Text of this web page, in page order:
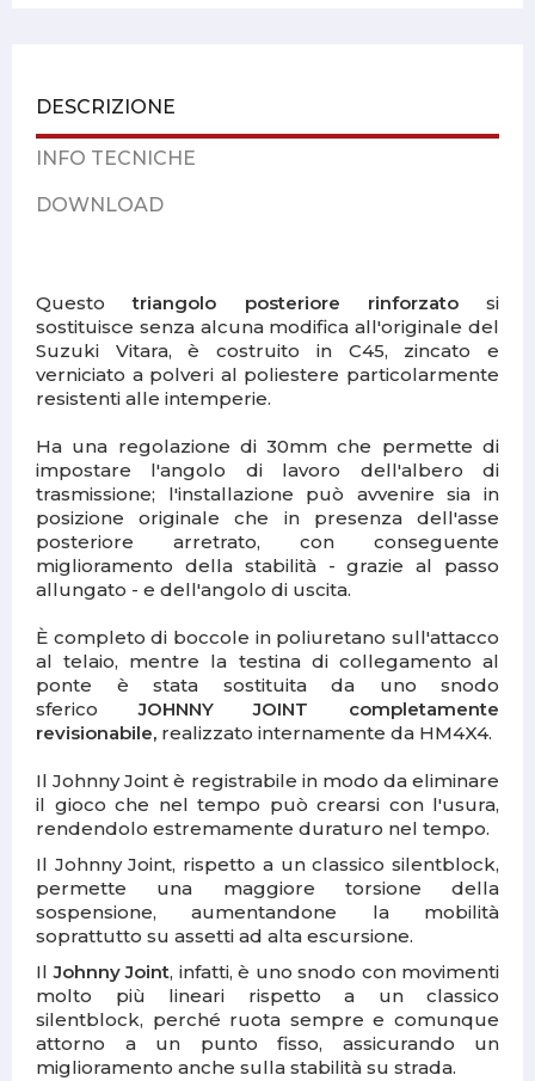
DESCRIZIONE
INFO TECNICHE
DOWNLOAD
Questotriangolo posteriore rinforzatosi
sostituisce senza alcuna modifica all'originale del
Suzuki Vitara, è costruito in C45, zincato e
verniciato a polveri al poliestere particolarmente
resistenti alle intemperie.
Ha una regolazione di 30mm che permette di
impostare l'angolo di lavoro dell'albero di
trasmissione; l'installazione può avvenire sia in
posizione originale che in presenza dell'asse
posteriore arretrato, con conseguente
miglioramento della stabilità - grazie al passo
allungato - e dell'angolo di uscita.
È completo di boccole in poliuretano sull'attacco
al telaio, mentre la testina di collegamento al
ponte è stata sostituita da uno snodo
sfericoJOHNNY JOINT completamente
revisionabile, realizzato internamente da HM4X4.
Il Johnny Joint è registrabile in modo da eliminare
il gioco che nel tempo può crearsi con l'usura,
rendendolo estremamente duraturo nel tempo.
Il Johnny Joint, rispetto a un classico silentblock,
permette una maggiore torsione della
sospensione, aumentandone la mobilità
soprattutto su assetti ad alta escursione.
IlJohnny Joint, infatti, è uno snodo con movimenti
molto più lineari rispetto a un classico
silentblock, perché ruota sempre e comunque
attorno a un punto fisso, assicurando un
miglioramento anche sulla stabilità su strada.